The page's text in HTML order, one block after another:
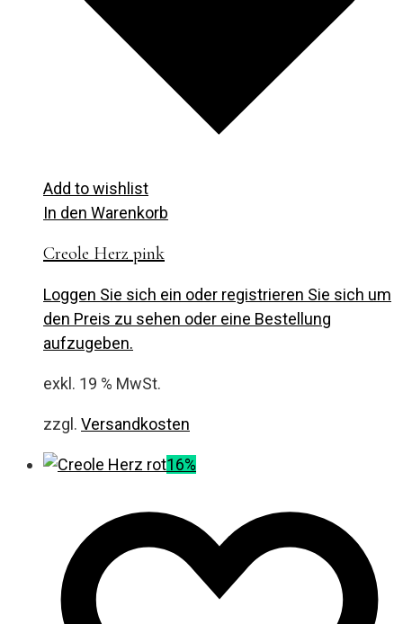
Add to wishlist
In den Warenkorb
Creole Herz pink
Loggen Sie sich ein oder registrieren Sie sich um
den Preis zu sehen oder eine Bestellung
aufzugeben.
exkl. 19 % MwSt.
zzgl. Versandkosten
16%